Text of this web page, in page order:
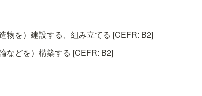
物を）建設する、組み立てる [CEFR: B2]
などを）構築する [CEFR: B2]